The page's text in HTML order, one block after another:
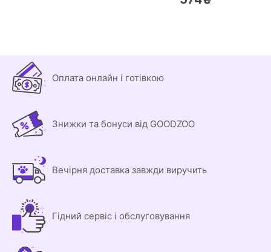
Оплата онлайн і готівкою
Знижки та бонуси від GOODZOO
Вечірня доставка завжди виручить
Гідний сервіс і обслуговування